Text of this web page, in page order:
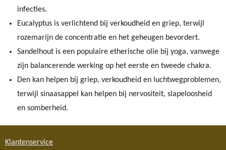
infecties.
Eucalyptus is verlichtend bij verkoudheid en griep, terwijl
rozemarijn de concentratie en het geheugen bevordert.
Sandelhout is een populaire etherische olie bij yoga, vanwege
zijn balancerende werking op het eerste en tweede chakra.
Den kan helpen bij griep, verkoudheid en luchtwegproblemen,
terwijl sinaasappel kan helpen bij nervositeit, slapeloosheid
en somberheid.
Klantenservice